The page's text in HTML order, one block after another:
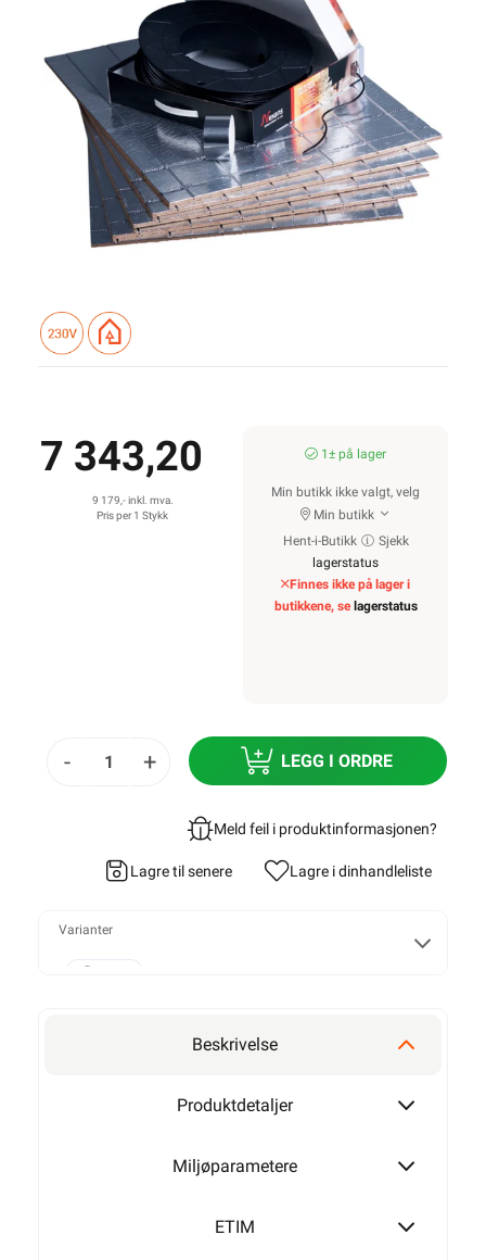
7 343,20
9 179,- inkl. mva.
Pris per 1 Stykk
1± på lager
Min butikk ikke valgt, velg
Min butikk
Hent-i-Butikk
Sjekk
lagerstatus
Finnes ikke på lager i
butikkene, se lagerstatus
- + LEGG I ORDRE
Meld feil i produktinformasjonen?
Lagre til senere Lagre i dinhandleliste
Varianter
180W
Beskrivelse
Produktdetaljer
Miljøparametere
ETIM